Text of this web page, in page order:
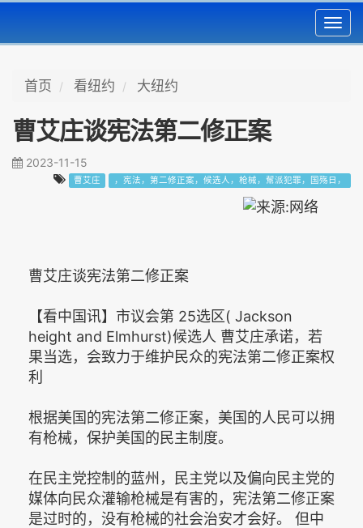
首页 看纽约 大纽约
曹艾庄谈宪法第二修正案
2023-11-15
曹艾庄 ，宪法，第二修正案，候选人，枪械，幚派犯罪，国殇日，
曹艾庄谈宪法第二修正案
【看中国讯】市议会第 25选区( Jackson
height and Elmhurst)候选人 曹艾庄承诺，若
果当选，会致力于维护民众的宪法第二修正案权
利
根据美国的宪法第二修正案，美国的人民可以拥
有枪械，保护美国的民主制度。
在民主党控制的蓝州，民主党以及偏向民主党的
媒体向民众灌输枪械是有害的，宪法第二修正案
是过时的，没有枪械的社会治安才会好。 但中